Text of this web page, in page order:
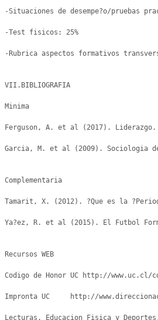
-Situaciones de desempe?o/pruebas
-Test fisicos: 25%
-Rubrica aspectos formativos
VII.BIBLIOGRAFIA
Minima
Ferguson, A. et al (2017).
Garcia, M. et al (2009). Sociologia
Complementaria
Tamarit, X. (2012). ?Que es la
Ya?ez, R. et al (2015). El Futbol
Recursos WEB
Codigo de Honor UC http://www.uc.cl/
Impronta UC	http://www.direccionacademica.uc.cl/formacion-general/habilidades-comunicativas-en-ingles/2-contenido/40-impronta-uc
Lecturas, Educacion Fisica y